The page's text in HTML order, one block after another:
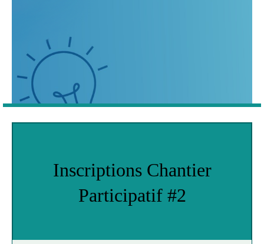
Inscriptions Chantier
Participatif #2